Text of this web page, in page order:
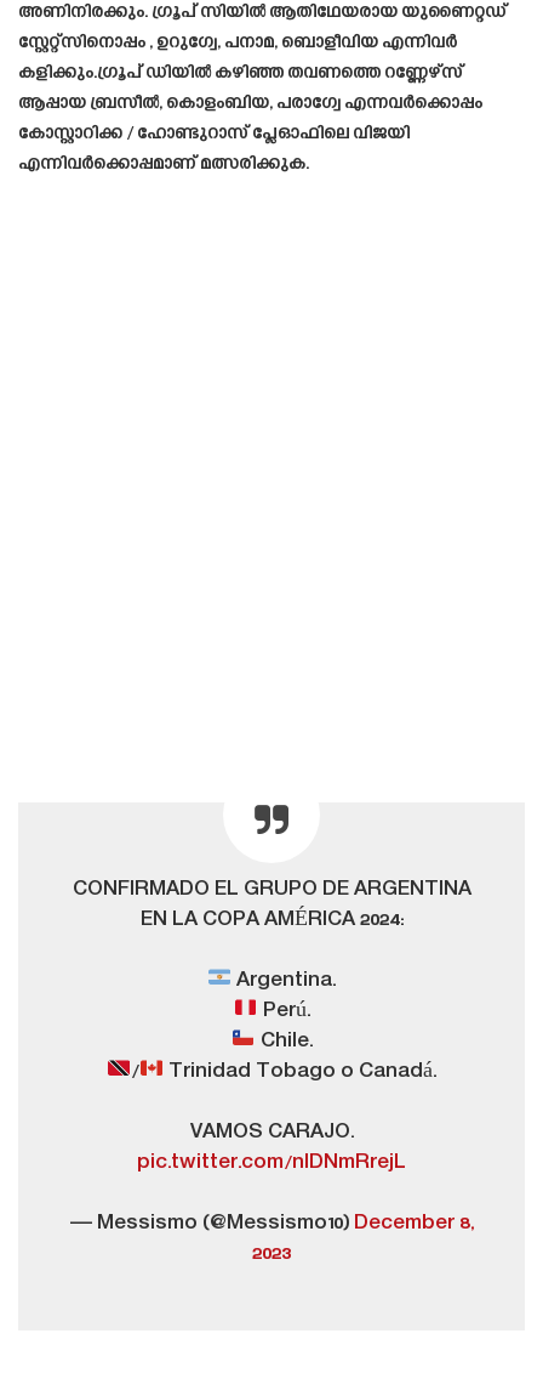
അണിനിരക്കും. ഗ്രൂപ് സിയിൽ ആതിഥേയരായ യുണൈറ്റഡ്
സ്റ്റേറ്റ്സിനൊപ്പം , ഉറുഗ്വേ, പനാമ, ബൊളീവിയ എന്നിവർ
കളിക്കും.ഗ്രൂപ് ഡിയിൽ കഴിഞ്ഞ തവണത്തെ റണ്ണേഴ്‌സ്
ആപ്പായ ബ്രസീൽ, കൊളംബിയ, പരാഗ്വേ എന്നവർക്കൊപ്പം
കോസ്റ്റാറിക്ക / ഹോണ്ടുറാസ് പ്ലേഓഫിലെ വിജയി
എന്നിവർക്കൊപ്പമാണ്‌ മത്സരിക്കുക.
CONFIRMADO EL GRUPO DE ARGENTINA
EN LA COPA AMÉRICA 2024:
Argentina.
Perú.
Chile.
/
Trinidad Tobago o Canadá.
VAMOS CARAJO.
pic.twitter.com/nlDNmRrejL
— Messismo (@Messismo10) December 8,
2023